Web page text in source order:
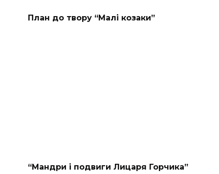
План до твору “Малі козаки”
“Мандри і подвиги Лицаря Горчика”